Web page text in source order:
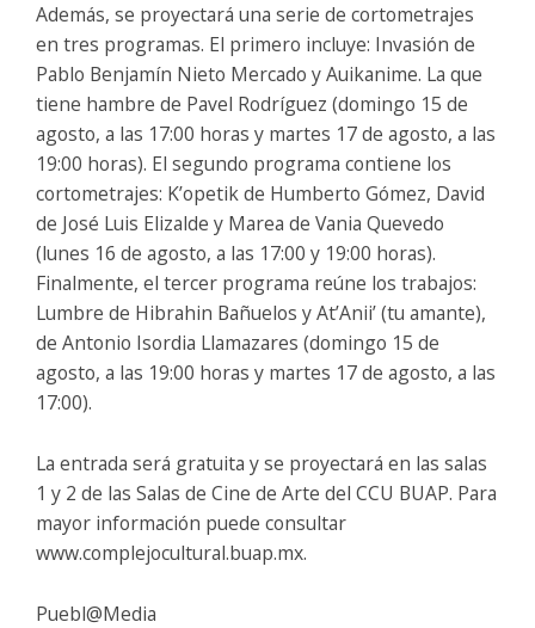
Además, se proyectará una serie de cortometrajes
en tres programas. El primero incluye: Invasión de
Pablo Benjamín Nieto Mercado y Auikanime. La que
tiene hambre de Pavel Rodríguez (domingo 15 de
agosto, a las 17:00 horas y martes 17 de agosto, a las
19:00 horas). El segundo programa contiene los
cortometrajes: K’opetik de Humberto Gómez, David
de José Luis Elizalde y Marea de Vania Quevedo
(lunes 16 de agosto, a las 17:00 y 19:00 horas).
Finalmente, el tercer programa reúne los trabajos:
Lumbre de Hibrahin Bañuelos y At’Anii’ (tu amante),
de Antonio Isordia Llamazares (domingo 15 de
agosto, a las 19:00 horas y martes 17 de agosto, a las
17:00).
La entrada será gratuita y se proyectará en las salas
1 y 2 de las Salas de Cine de Arte del CCU BUAP. Para
mayor información puede consultar
www.complejocultural.buap.mx.
Puebl@Media